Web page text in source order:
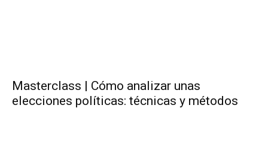
Masterclass | Cómo analizar unas
elecciones políticas: técnicas y métodos